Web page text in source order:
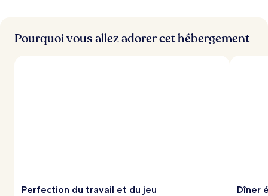
e
u
Pourquoi vous allez adorer cet hébergement
Perfection du travail et du jeu Dîner